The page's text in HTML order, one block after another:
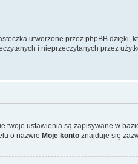
utworzone przez phpBB dzięki,
i nieprzeczytanych przez
twoje ustawienia są zapisywane w
o nazwie Moje konto znajduje się